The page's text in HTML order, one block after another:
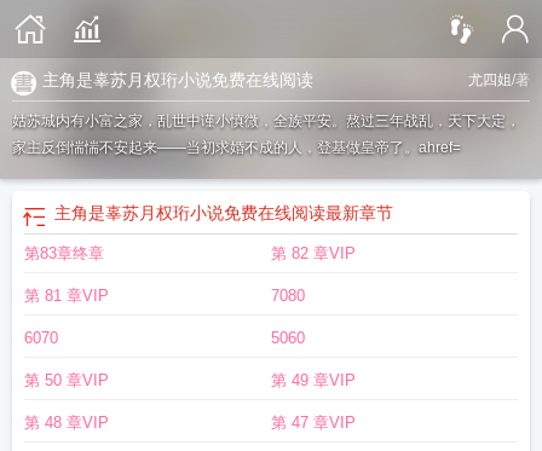
尤四姐/著
主角是辜苏月权珩小说免费在线阅读
姑苏城内有小富之家，乱世中谨小慎微，全族平安。熬过三年战乱，天下大定，
家主反倒惴惴不安起来——当初求婚不成的人，登基做皇帝了。ahref=
主角是辜苏月权珩小说免费在线阅读最新章节
第83章终章 第 82 章VIP
第 81 章VIP 7080
6070 5060
第 50 章VIP 第 49 章VIP
第 48 章VIP 第 47 章VIP